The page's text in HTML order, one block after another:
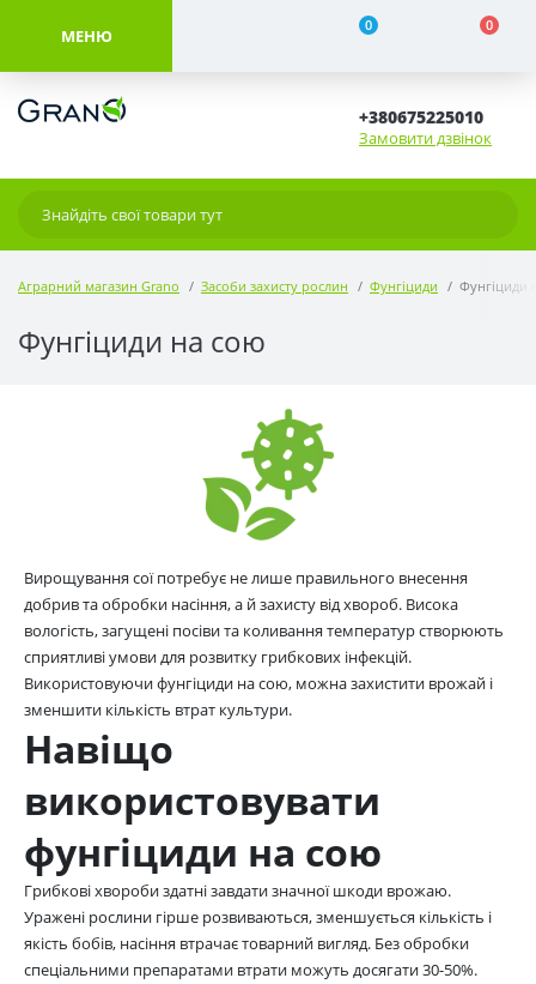
МЕНЮ 0 0
+380675225010
Замовити дзвінок
Аграрний магазин Grano Засоби захисту рослин Фунгіциди Фунгіциди
Фунгіциди на сою
Вирощування сої потребує не лише правильного внесення
добрив та обробки насіння, а й захисту від хвороб. Висока
вологість, загущені посіви та коливання температур створюють
сприятливі умови для розвитку грибкових інфекцій.
Використовуючи фунгіциди на сою, можна захистити врожай і
зменшити кількість втрат культури.
Навіщо
використовувати
фунгіциди на сою
Грибкові хвороби здатні завдати значної шкоди врожаю.
Уражені рослини гірше розвиваються, зменшується кількість і
якість бобів, насіння втрачає товарний вигляд. Без обробки
спеціальними препаратами втрати можуть досягати 30-50%.